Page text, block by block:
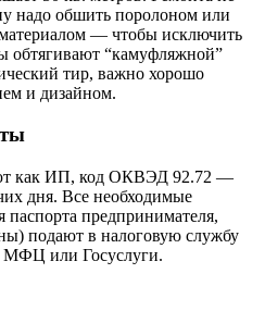
надо обшить поролоном или
— чтобы исключить
обтягивают “камуфляжной”
тир, важно хорошо
и дизайном.
как ИП, код ОКВЭД 92.72 —
дня. Все необходимые
паспорта предпринимателя,
подают в налоговую службу
МФЦ или Госуслуги.